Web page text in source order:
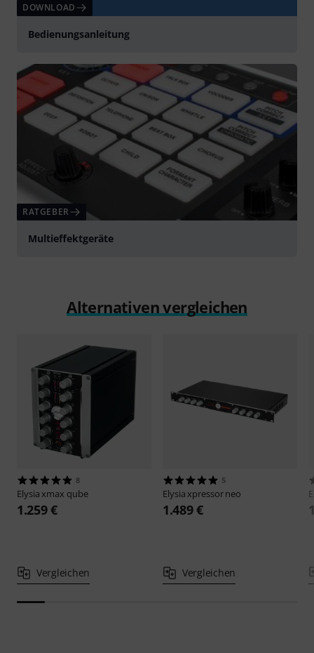
DOWNLOAD
Bedienungsanleitung
RATGEBER
Multieffektgeräte
Alternativen vergleichen
8
Elysiaxmax qube
1.259 €
Vergleichen
5
Elysiaxpressor neo
1.489 €
Vergleichen